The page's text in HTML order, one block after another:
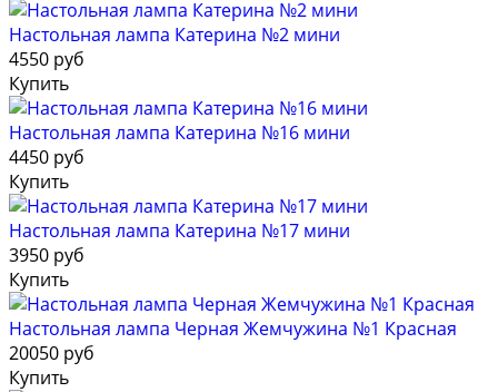
Настольная лампа Катерина №2 мини
4550 руб
Купить
Настольная лампа Катерина №16 мини
4450 руб
Купить
Настольная лампа Катерина №17 мини
3950 руб
Купить
Настольная лампа Черная Жемчужина №1 Красная
20050 руб
Купить